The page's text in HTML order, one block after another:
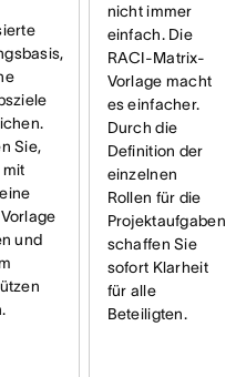
Sie,
mit
und
nicht immer
einfach. Die
RACI-Matrix-
Vorlage macht
es einfacher.
Durch die
Definition der
einzelnen
Rollen für die
Projektaufgaben
schaffen Sie
sofort Klarheit
für alle
Beteiligten.